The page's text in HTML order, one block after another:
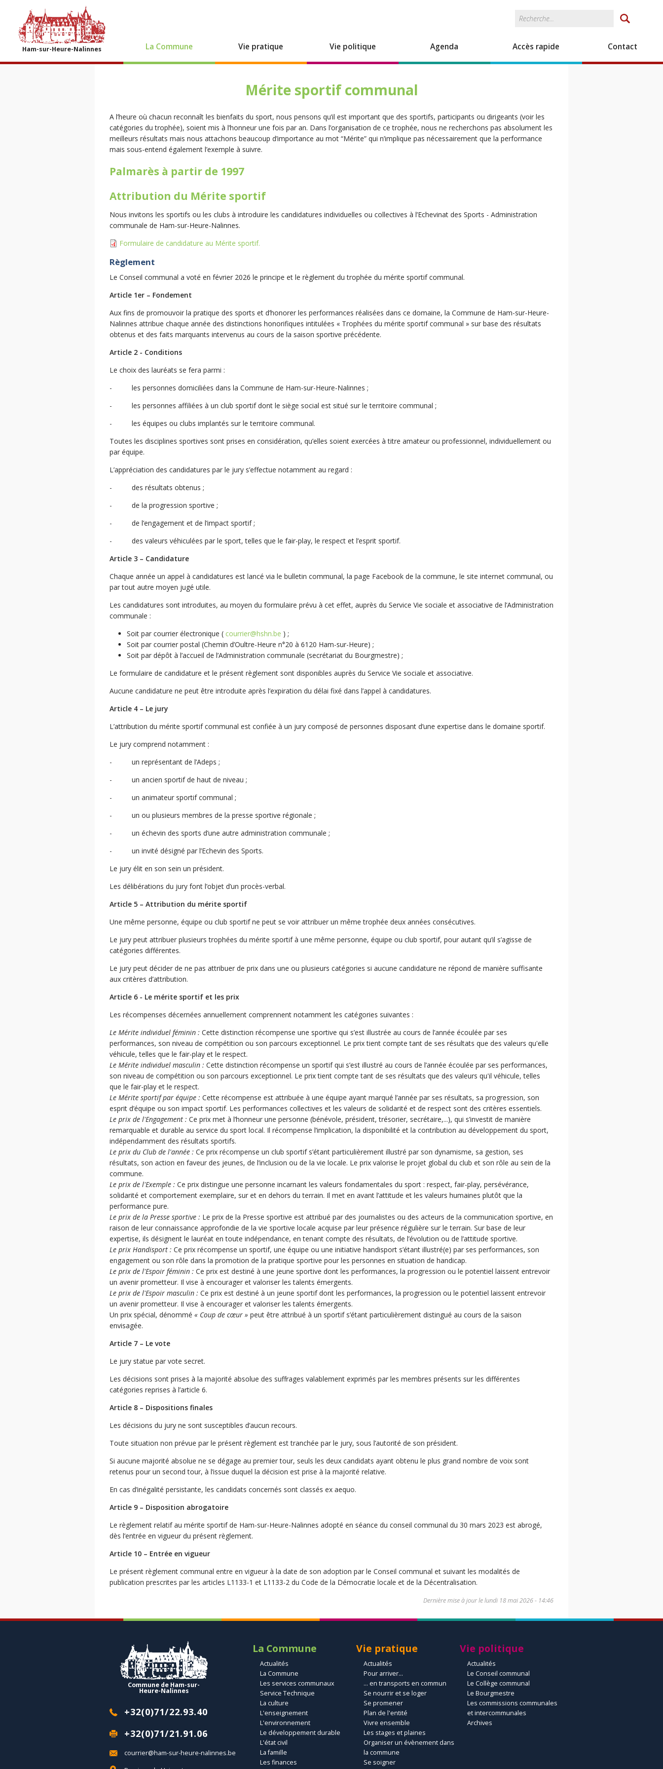
Ham-sur-Heure-Nalinnes La Commune Vie pratique Vie politique Agenda Accès rapide Contact
Formulaire de
recherche
Mérite sportif communal
A l’heure où chacun reconnaît les bienfaits du sport, nous pensons qu’il est important que des sportifs, participants ou dirigeants (voir les
catégories du trophée), soient mis à l’honneur une fois par an. Dans l’organisation de ce trophée, nous ne recherchons pas absolument les
meilleurs résultats mais nous attachons beaucoup d’importance au mot “Mérite” qui n’implique pas nécessairement que la performance
mais sous-entend également l’exemple à suivre.
Palmarès à partir de 1997
Attribution du Mérite sportif
Nous invitons les sportifs ou les clubs à introduire les candidatures individuelles ou collectives à l’Echevinat des Sports - Administration
communale de Ham-sur-Heure-Nalinnes.
Formulaire de candidature au Mérite sportif.
Règlement
Le Conseil communal a voté en février 2026 le principe et le règlement du trophée du mérite sportif communal.
Article 1er – Fondement
Aux fins de promouvoir la pratique des sports et d’honorer les performances réalisées dans ce domaine, la Commune de Ham-sur-Heure-
Nalinnes attribue chaque année des distinctions honorifiques intitulées « Trophées du mérite sportif communal » sur base des résultats
obtenus et des faits marquants intervenus au cours de la saison sportive précédente.
Article 2 - Conditions
Le choix des lauréats se fera parmi :
- les personnes domiciliées dans la Commune de Ham-sur-Heure-Nalinnes ;
- les personnes affiliées à un club sportif dont le siège social est situé sur le territoire communal ;
- les équipes ou clubs implantés sur le territoire communal.
Toutes les disciplines sportives sont prises en considération, qu’elles soient exercées à titre amateur ou professionnel, individuellement ou
par équipe.
L’appréciation des candidatures par le jury s’effectue notamment au regard :
- des résultats obtenus ;
- de la progression sportive ;
- de l’engagement et de l’impact sportif ;
- des valeurs véhiculées par le sport, telles que le fair-play, le respect et l’esprit sportif.
Article 3 – Candidature
Chaque année un appel à candidatures est lancé via le bulletin communal, la page Facebook de la commune, le site internet communal, ou
par tout autre moyen jugé utile.
Les candidatures sont introduites, au moyen du formulaire prévu à cet effet, auprès du Service Vie sociale et associative de l’Administration
communale :
Soit par courrier électronique ( courrier@hshn.be ) ;
Soit par courrier postal (Chemin d’Oultre-Heure n°20 à 6120 Ham-sur-Heure) ;
Soit par dépôt à l’accueil de l’Administration communale (secrétariat du Bourgmestre) ;
Le formulaire de candidature et le présent règlement sont disponibles auprès du Service Vie sociale et associative.
Aucune candidature ne peut être introduite après l’expiration du délai fixé dans l’appel à candidatures.
Article 4 – Le jury
L’attribution du mérite sportif communal est confiée à un jury composé de personnes disposant d’une expertise dans le domaine sportif.
Le jury comprend notamment :
- un représentant de l’Adeps ;
- un ancien sportif de haut de niveau ;
- un animateur sportif communal ;
- un ou plusieurs membres de la presse sportive régionale ;
- un échevin des sports d’une autre administration communale ;
- un invité désigné par l’Echevin des Sports.
Le jury élit en son sein un président.
Les délibérations du jury font l’objet d’un procès-verbal.
Article 5 – Attribution du mérite sportif
Une même personne, équipe ou club sportif ne peut se voir attribuer un même trophée deux années consécutives.
Le jury peut attribuer plusieurs trophées du mérite sportif à une même personne, équipe ou club sportif, pour autant qu’il s’agisse de
catégories différentes.
Le jury peut décider de ne pas attribuer de prix dans une ou plusieurs catégories si aucune candidature ne répond de manière suffisante
aux critères d’attribution.
Article 6 - Le mérite sportif et les prix
Les récompenses décernées annuellement comprennent notamment les catégories suivantes :
Le Mérite individuel féminin : Cette distinction récompense une sportive qui s’est illustrée au cours de l’année écoulée par ses
performances, son niveau de compétition ou son parcours exceptionnel. Le prix tient compte tant de ses résultats que des valeurs qu'elle
véhicule, telles que le fair-play et le respect.
Le Mérite individuel masculin : Cette distinction récompense un sportif qui s’est illustré au cours de l’année écoulée par ses performances,
son niveau de compétition ou son parcours exceptionnel. Le prix tient compte tant de ses résultats que des valeurs qu'il véhicule, telles
que le fair-play et le respect.
Le Mérite sportif par équipe : Cette récompense est attribuée à une équipe ayant marqué l’année par ses résultats, sa progression, son
esprit d’équipe ou son impact sportif. Les performances collectives et les valeurs de solidarité et de respect sont des critères essentiels.
Le prix de l'Engagement : Ce prix met à l’honneur une personne (bénévole, président, trésorier, secrétaire,...), qui s’investit de manière
remarquable et durable au service du sport local. Il récompense l’implication, la disponibilité et la contribution au développement du sport,
indépendamment des résultats sportifs.
Le prix du Club de l'année : Ce prix récompense un club sportif s’étant particulièrement illustré par son dynamisme, sa gestion, ses
résultats, son action en faveur des jeunes, de l’inclusion ou de la vie locale. Le prix valorise le projet global du club et son rôle au sein de la
commune.
Le prix de l'Exemple : Ce prix distingue une personne incarnant les valeurs fondamentales du sport : respect, fair-play, persévérance,
solidarité et comportement exemplaire, sur et en dehors du terrain. Il met en avant l’attitude et les valeurs humaines plutôt que la
performance pure.
Le prix de la Presse sportive : Le prix de la Presse sportive est attribué par des journalistes ou des acteurs de la communication sportive, en
raison de leur connaissance approfondie de la vie sportive locale acquise par leur présence régulière sur le terrain. Sur base de leur
expertise, ils désignent le lauréat en toute indépendance, en tenant compte des résultats, de l’évolution ou de l’attitude sportive.
Le prix Handisport : Ce prix récompense un sportif, une équipe ou une initiative handisport s’étant illustré(e) par ses performances, son
engagement ou son rôle dans la promotion de la pratique sportive pour les personnes en situation de handicap.
Le prix de l'Espoir féminin : Ce prix est destiné à une jeune sportive dont les performances, la progression ou le potentiel laissent entrevoir
un avenir prometteur. Il vise à encourager et valoriser les talents émergents.
Le prix de l'Espoir masculin : Ce prix est destiné à un jeune sportif dont les performances, la progression ou le potentiel laissent entrevoir
un avenir prometteur. Il vise à encourager et valoriser les talents émergents.
Un prix spécial, dénommé « Coup de cœur » peut être attribué à un sportif s’étant particulièrement distingué au cours de la saison
envisagée.
Article 7 – Le vote
Le jury statue par vote secret.
Les décisions sont prises à la majorité absolue des suffrages valablement exprimés par les membres présents sur les différentes
catégories reprises à l’article 6.
Article 8 – Dispositions finales
Les décisions du jury ne sont susceptibles d’aucun recours.
Toute situation non prévue par le présent règlement est tranchée par le jury, sous l’autorité de son président.
Si aucune majorité absolue ne se dégage au premier tour, seuls les deux candidats ayant obtenu le plus grand nombre de voix sont
retenus pour un second tour, à l’issue duquel la décision est prise à la majorité relative.
En cas d’inégalité persistante, les candidats concernés sont classés ex aequo.
Article 9 – Disposition abrogatoire
Le règlement relatif au mérite sportif de Ham-sur-Heure-Nalinnes adopté en séance du conseil communal du 30 mars 2023 est abrogé,
dès l’entrée en vigueur du présent règlement.
Article 10 – Entrée en vigueur
Le présent règlement communal entre en vigueur à la date de son adoption par le Conseil communal et suivant les modalités de
publication prescrites par les articles L1133-1 et L1133-2 du Code de la Démocratie locale et de la Décentralisation.
Dernière mise à jour lelundi 18 mai 2026 - 14:46
Commune de Ham-sur-
Heure-Nalinnes
+32(0)71/22.93.40
+32(0)71/21.91.06
courrier@ham-sur-heure-nalinnes.be
La Commune
Actualités
La Commune
Les services communaux
Service Technique
La culture
L'enseignement
L'environnement
Le développement durable
L'état civil
La famille
Les finances
Vie pratique
Actualités
Pour arriver...
... en transports en commun
Se nourrir et se loger
Se promener
Plan de l'entité
Vivre ensemble
Les stages et plaines
Organiser un évènement dans
la commune
Se soigner
Vie politique
Actualités
Le Conseil communal
Le Collège communal
Le Bourgmestre
Les commissions communales
et intercommunales
Archives